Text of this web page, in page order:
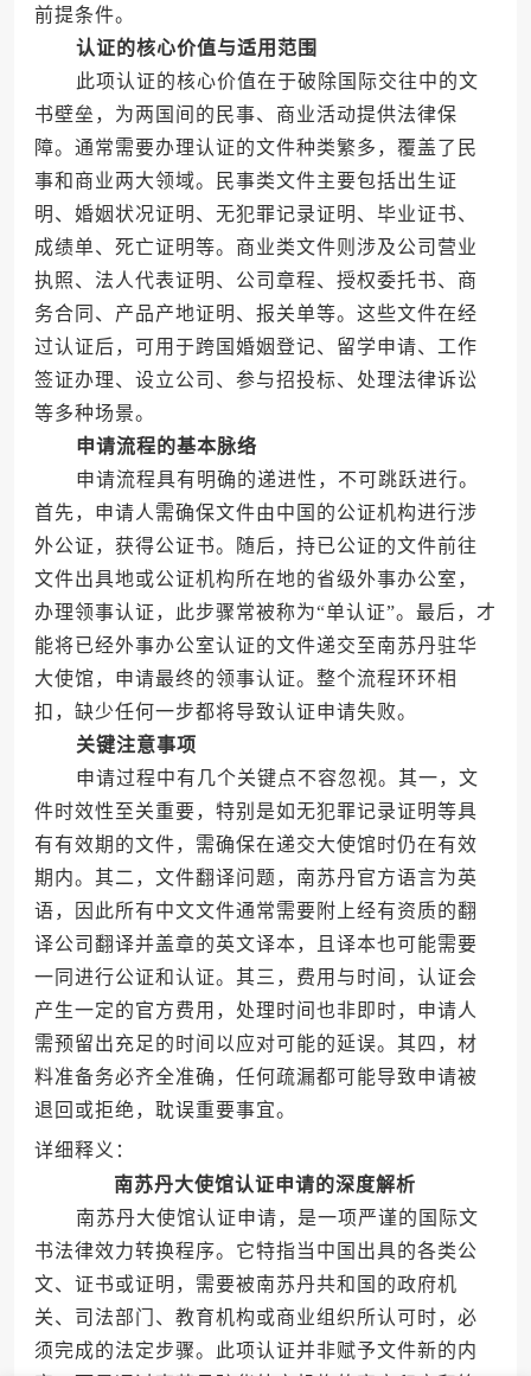
前提条件。
认证的核心价值与适用范围
此项认证的核心价值在于破除国际交往中的文
书壁垒，为两国间的民事、商业活动提供法律保
障。通常需要办理认证的文件种类繁多，覆盖了民
事和商业两大领域。民事类文件主要包括出生证
明、婚姻状况证明、无犯罪记录证明、毕业证书、
成绩单、死亡证明等。商业类文件则涉及公司营业
执照、法人代表证明、公司章程、授权委托书、商
务合同、产品产地证明、报关单等。这些文件在经
过认证后，可用于跨国婚姻登记、留学申请、工作
签证办理、设立公司、参与招投标、处理法律诉讼
等多种场景。
申请流程的基本脉络
申请流程具有明确的递进性，不可跳跃进行。
首先，申请人需确保文件由中国的公证机构进行涉
外公证，获得公证书。随后，持已公证的文件前往
文件出具地或公证机构所在地的省级外事办公室，
办理领事认证，此步骤常被称为“单认证”。最后，才
能将已经外事办公室认证的文件递交至南苏丹驻华
大使馆，申请最终的领事认证。整个流程环环相
扣，缺少任何一步都将导致认证申请失败。
关键注意事项
申请过程中有几个关键点不容忽视。其一，文
件时效性至关重要，特别是如无犯罪记录证明等具
有有效期的文件，需确保在递交大使馆时仍在有效
期内。其二，文件翻译问题，南苏丹官方语言为英
语，因此所有中文文件通常需要附上经有资质的翻
译公司翻译并盖章的英文译本，且译本也可能需要
一同进行公证和认证。其三，费用与时间，认证会
产生一定的官方费用，处理时间也非即时，申请人
需预留出充足的时间以应对可能的延误。其四，材
料准备务必齐全准确，任何疏漏都可能导致申请被
退回或拒绝，耽误重要事宜。
详细释义：
南苏丹大使馆认证申请的深度解析
南苏丹大使馆认证申请，是一项严谨的国际文
书法律效力转换程序。它特指当中国出具的各类公
文、证书或证明，需要被南苏丹共和国的政府机
关、司法部门、教育机构或商业组织所认可时，必
须完成的法定步骤。此项认证并非赋予文件新的内